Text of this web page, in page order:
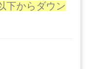
下からダウン